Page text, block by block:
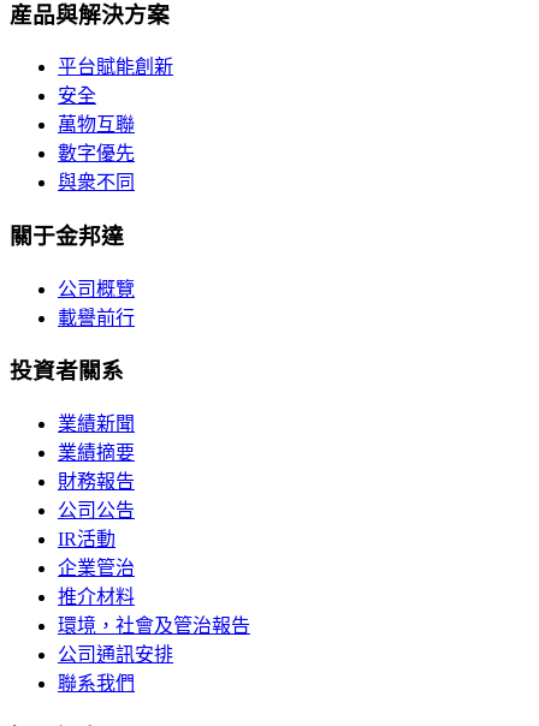
覽
産品與解決方案
平台賦能創新
安全
萬物互聯
數字優先
與衆不同
關于金邦達
公司概覽
載譽前行
投資者關系
業績新聞
業績摘要
財務報告
公司公告
IR活動
企業管治
推介材料
環境，社會及管治報告
公司通訊安排
聯系我們